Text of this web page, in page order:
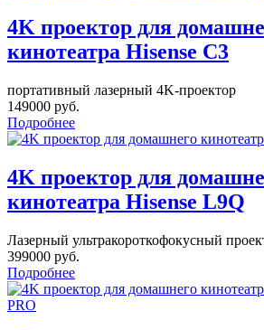
4K проектор для
кинотеатра Hisense C3
портативный лазерный 4K-проектор
149000 руб.
Подробнее
4K проектор для
кинотеатра Hisense L9Q
Лазерный ультракороткофокусный
399000 руб.
Подробнее